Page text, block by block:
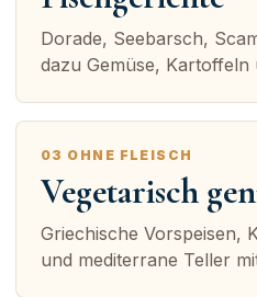
Dorade, Seebarsch,
dazu Gemüse, Kartoffeln
03 OHNE FLEISCH
Vegetarisch
Griechische Vorspeisen,
und mediterrane Teller